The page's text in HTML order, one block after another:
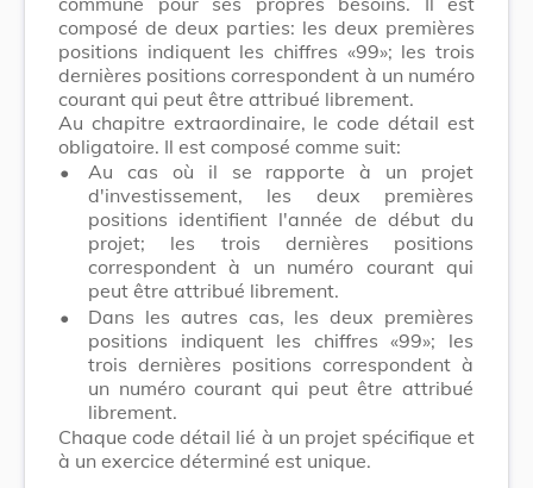
composé de deux parties: les deux premières
positions indiquent les chiffres «99»; les trois
dernières positions correspondent à un numéro
courant qui peut être attribué librement.
Au chapitre extraordinaire, le code détail est
obligatoire. Il est composé comme suit:
•
Au cas où il se rapporte à un projet
d'investissement, les deux premières
positions identifient l'année de début du
projet; les trois dernières positions
correspondent à un numéro courant qui
peut être attribué librement.
•
Dans les autres cas, les deux premières
positions indiquent les chiffres «99»; les
trois dernières positions correspondent à
un numéro courant qui peut être attribué
librement.
Chaque code détail lié à un projet spécifique et
à un exercice déterminé est unique.